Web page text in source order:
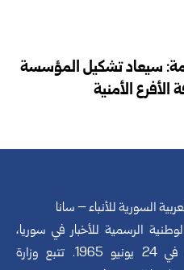
سيعاد تشكيل المؤسسة
الأمنية
السورية للأنباء – سانا
الرسمية للأخبار في سوريا،
تأسست في 24 يونيو 1965. تتبع وزارة